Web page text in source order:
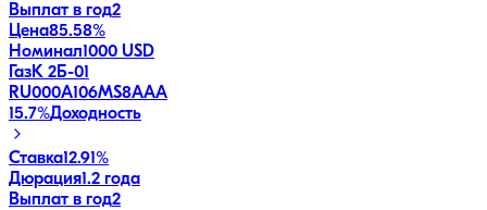
Выплат в год2
Цена85.58%
Номинал1000 USD
ГазК 2Б-01
RU000A106MS8AAA
15.7%Доходность
Ставка12.91%
Дюрация1.2 года
Выплат в год2